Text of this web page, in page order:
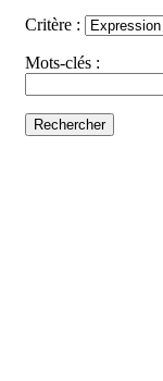
Critère :
Mots-clés :